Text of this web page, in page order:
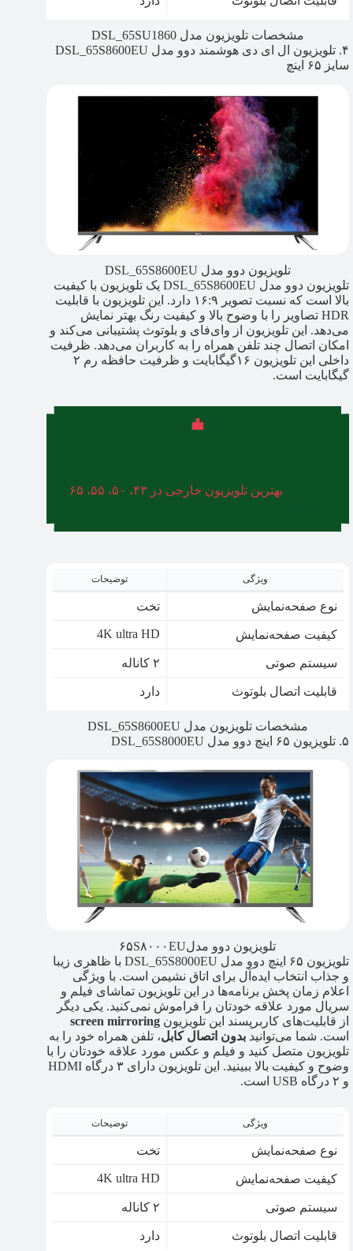
مشخصات تلویزیون مدل DSL_65SU1860
۴. تلویزیون ال ای دی هوشمند دوو مدل DSL_65S8600EU
سایز ۶۵ اینچ
تلویزیون دوو مدل DSL_65S8600EU
تلویزیون دوو مدل DSL_65S8600EU یک تلویزیون با کیفیت
بالا است که نسبت تصویر ۱۶:۹ دارد. این تلویزیون با قابلیت
HDR تصاویر را با وضوح بالا و کیفیت رنگ بهتر نمایش
می‌دهد. این تلویزیون از وای‌فای و بلوتوث پشتیبانی می‌کند و
امکان اتصال چند تلفن همراه را به کاربران می‌دهد. ظرفیت
داخلی این تلویزیون ۱۶گیگابایت و ظرفیت حافظه رم ۲
گیگابایت است.
بهترین تلویزیون خارجی در ۴۳، ۵۰، ۵۵، ۶۵
ویژگی توضیحات
نوع صفحه‌نمایش تخت
کیفیت صفحه‌نمایش 4K ultra HD
سیستم صوتی ۲ کاناله
قابلیت اتصال بلوتوث دارد
مشخصات تلویزیون مدل DSL_65S8600EU
۵. تلویزیون ۶۵ اینچ دوو مدل DSL_65S8000EU
تلویزیون دوو مدل۶۵S۸۰۰۰EU
تلویزیون ۶۵ اینچ دوو مدل DSL_65S8000EU با ظاهری زیبا
و جذاب انتخاب ایده‌آل برای اتاق نشیمن است. با ویژگی
اعلام زمان پخش برنامه‌ها در این تلویزیون تماشای فیلم و
سریال مورد علاقه خودتان را فراموش نمی‌کنید. یکی دیگر
از قابلیت‌های کاربرپسند این تلویزیون screen mirroring
است. شما می‌توانید بدون اتصال کابل، تلفن همراه خود را به
تلویزیون متصل کنید و فیلم و عکس مورد علاقه خودتان را با
وضوح و کیفیت بالا ببینید. این تلویزیون دارای ۳ درگاه HDMI
و ۲ درگاه USB است.
ویژگی توضیحات
نوع صفحه‌نمایش تخت
کیفیت صفحه‌نمایش 4K ultra HD
سیستم صوتی ۲ کاناله
قابلیت اتصال بلوتوث دارد